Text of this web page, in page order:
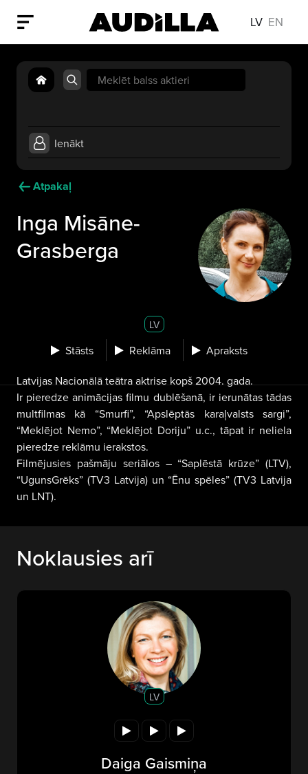
LV EN
Search
for:
Ienākt
Atpakaļ
Inga Misāne-
Grasberga
LV
Stāsts Reklāma Apraksts
Latvijas Nacionālā teātra aktrise kopš 2004. gada.
Ir pieredze animācijas filmu dublēšanā, ir ierunātas tādas
multfilmas kā “Smurfi”, “Apslēptās karaļvalsts sargi”,
“Meklējot Nemo”, “Meklējot Doriju” u.c., tāpat ir neliela
pieredze reklāmu ierakstos.
Filmējusies pašmāju seriālos – “Saplēstā krūze” (LTV),
“UgunsGrēks” (TV3 Latvija) un “Ēnu spēles” (TV3 Latvija
un LNT).
Noklausies arī
LV
Daiga Gaismiņa